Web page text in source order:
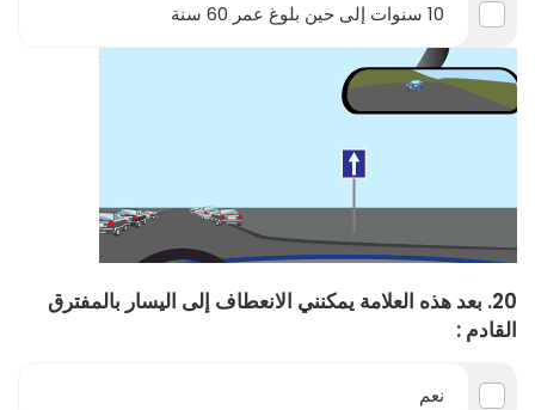
10 سنوات إلى حين بلوغ عمر 60 سنة
20. بعد هذه العلامة يمكنني الانعطاف إلى اليسار بالمفترق
القادم :
نعم